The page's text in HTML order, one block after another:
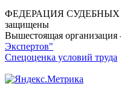
ФЕДЕРАЦИЯ СУДЕБНЫХ
защищены
Вышестоящая организация
Экспертов"
Спецоценка условий труда